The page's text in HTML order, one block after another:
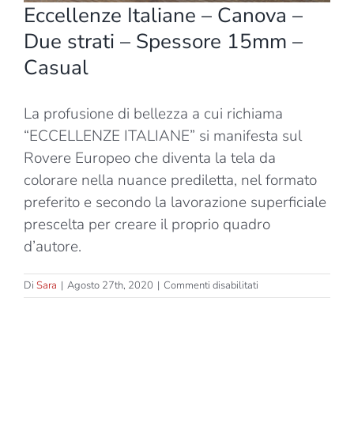
Eccellenze Italiane – Canova –
Due strati – Spessore 15mm –
Casual
La profusione di bellezza a cui richiama
“ECCELLENZE ITALIANE” si manifesta sul
Rovere Europeo che diventa la tela da
colorare nella nuance prediletta, nel formato
preferito e secondo la lavorazione superficiale
prescelta per creare il proprio quadro
d’autore.
Di Sara | Agosto 27th, 2020 | Commenti disabilitati
Eccellenze